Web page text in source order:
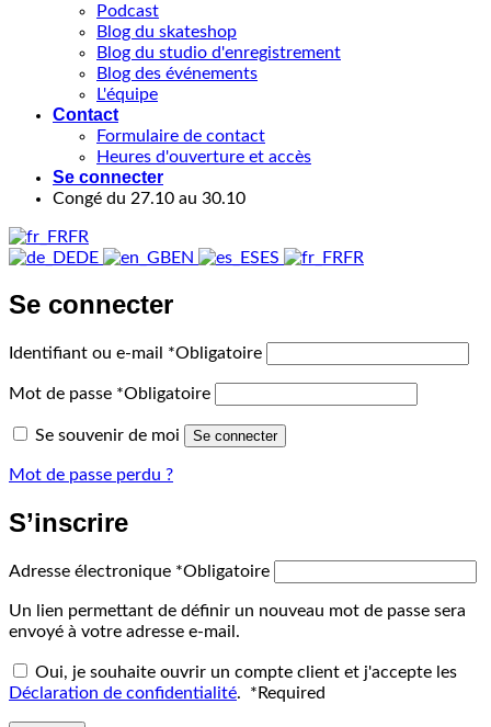
Podcast
Blog du skateshop
Blog du studio d'enregistrement
Blog des événements
L'équipe
Contact
Formulaire de contact
Heures d'ouverture et accès
Se connecter
Congé du 27.10 au 30.10
FR
DE
EN ES FR
Se connecter
Identifiant ou e-mail *Obligatoire
Mot de passe *Obligatoire
Se souvenir de moi Se connecter
Mot de passe perdu ?
S’inscrire
Adresse électronique *Obligatoire
Un lien permettant de définir un nouveau mot de passe sera
envoyé à votre adresse e-mail.
Oui, je souhaite ouvrir un compte client et j'accepte les
Déclaration de confidentialité. * Required